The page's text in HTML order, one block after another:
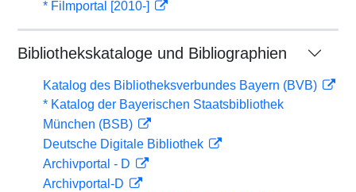
* Filmportal [2010-]
Bibliothekskataloge und Bibliographien
Katalog des Bibliotheksverbundes Bayern (BVB)
* Katalog der Bayerischen Staatsbibliothek
München (BSB)
Deutsche Digitale Bibliothek
Archivportal - D
Archivportal-D